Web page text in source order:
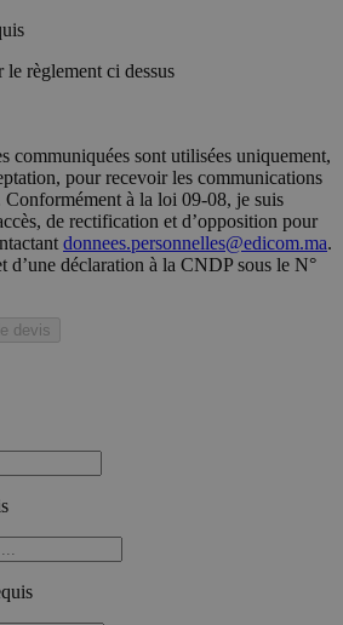
règlement ci dessus
communiquées sont utilisées uniquement,
pour recevoir les communications
Conformément à la loi 09-08, je suis
de rectification et d’opposition pour
donnees.personnelles@edicom.ma.
d’une déclaration à la CNDP sous le N°
devis